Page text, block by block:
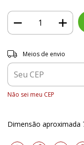
Entregas para o CEP:
Meios de envio
Não sei meu CEP
Dimensão aproximada